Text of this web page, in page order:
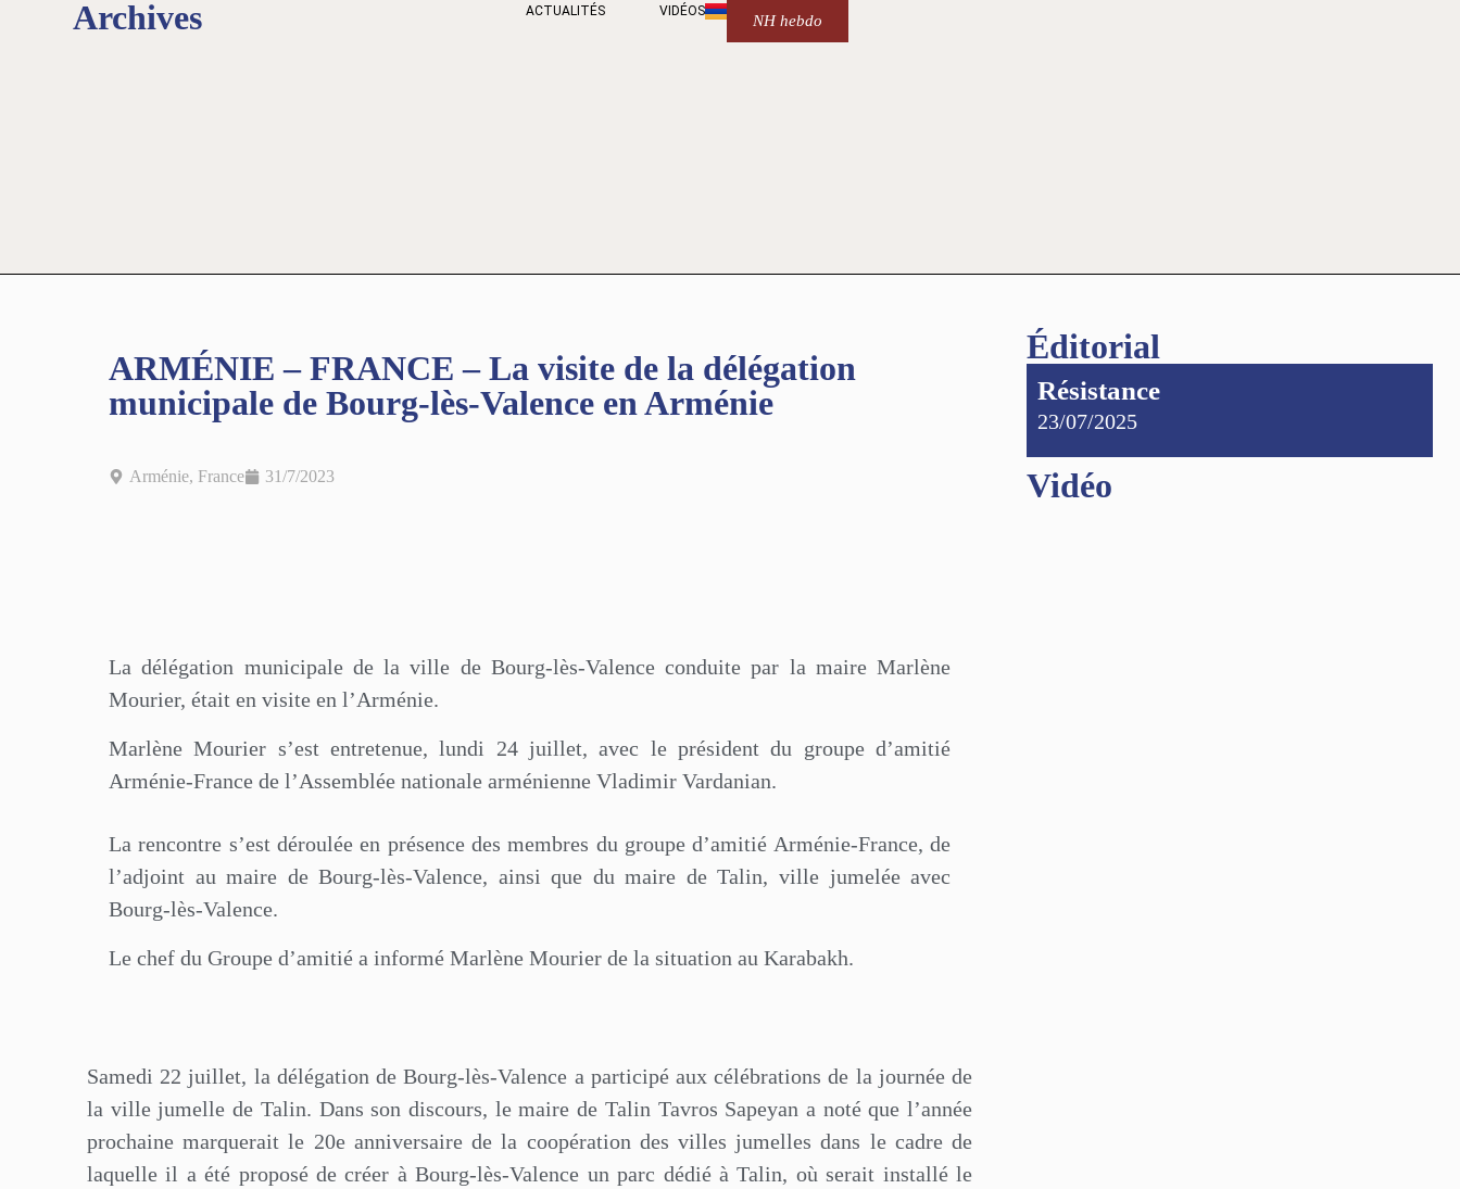
Archives ACTUALITÉS VIDÉOS
NH hebdo
ARMÉNIE – FRANCE – La visite de la délégation
municipale de Bourg-lès-Valence en Arménie
Arménie, France 31/7/2023
La délégation municipale de la ville de Bourg-lès-Valence conduite par la maire Marlène
Mourier, était en visite en l’Arménie.
Marlène Mourier s’est entretenue, lundi 24 juillet, avec le président du groupe d’amitié
Arménie-France de l’Assemblée nationale arménienne Vladimir Vardanian.
La rencontre s’est déroulée en présence des membres du groupe d’amitié Arménie-France, de
l’adjoint au maire de Bourg-lès-Valence, ainsi que du maire de Talin, ville jumelée avec
Bourg-lès-Valence.
Le chef du Groupe d’amitié a informé Marlène Mourier de la situation au Karabakh.
Samedi 22 juillet, la délégation de Bourg-lès-Valence a participé aux célébrations de la journée de
la ville jumelle de Talin. Dans son discours, le maire de Talin Tavros Sapeyan a noté que l’année
prochaine marquerait le 20e anniversaire de la coopération des villes jumelles dans le cadre de
laquelle il a été proposé de créer à Bourg-lès-Valence un parc dédié à Talin, où serait installé le
Éditorial
Résistance
23/07/2025
Vidéo